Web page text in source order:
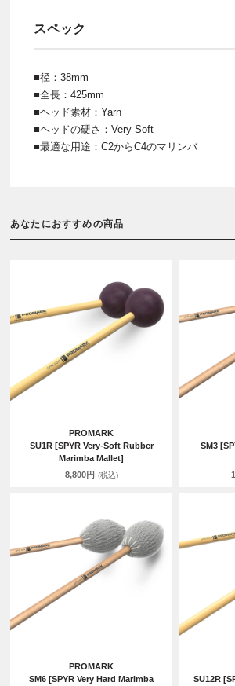
スペック
■径：38mm
■全長：425mm
■ヘッド素材：Yarn
■ヘッドの硬さ：Very-Soft
■最適な用途：C2からC4のマリンバ
あなたにおすすめの商品
PROMARK
SU1R [SPYR Very-Soft Rubber
Marimba Mallet]
8,800円 (税込)
SM3
PROMARK
SM6 [SPYR Very Hard Marimba
SU12R